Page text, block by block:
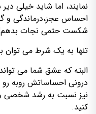
نمایند، اما شاید خیلی
احساس عجز،درماندگی و
شکست حتمی نجات
تنها به یک شرط می توان
البته که عشق شما می
درونی احساساتش روبه
نیز نسبت به رشد شخصی
کنید.